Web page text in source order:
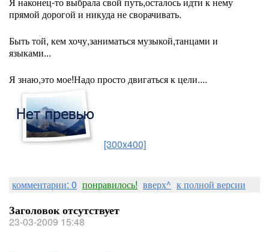
прямой дорогой и никуда не сворачивать.
Быть той, кем хочу,заниматься музыкой,танцами и
языками...
Я знаю,это мое!Надо просто двигаться к цели....
[300x400]
комментарии: 0 понравилось! вверх^ к полной версии
Заголовок отсутствует
23-03-2009 15:48